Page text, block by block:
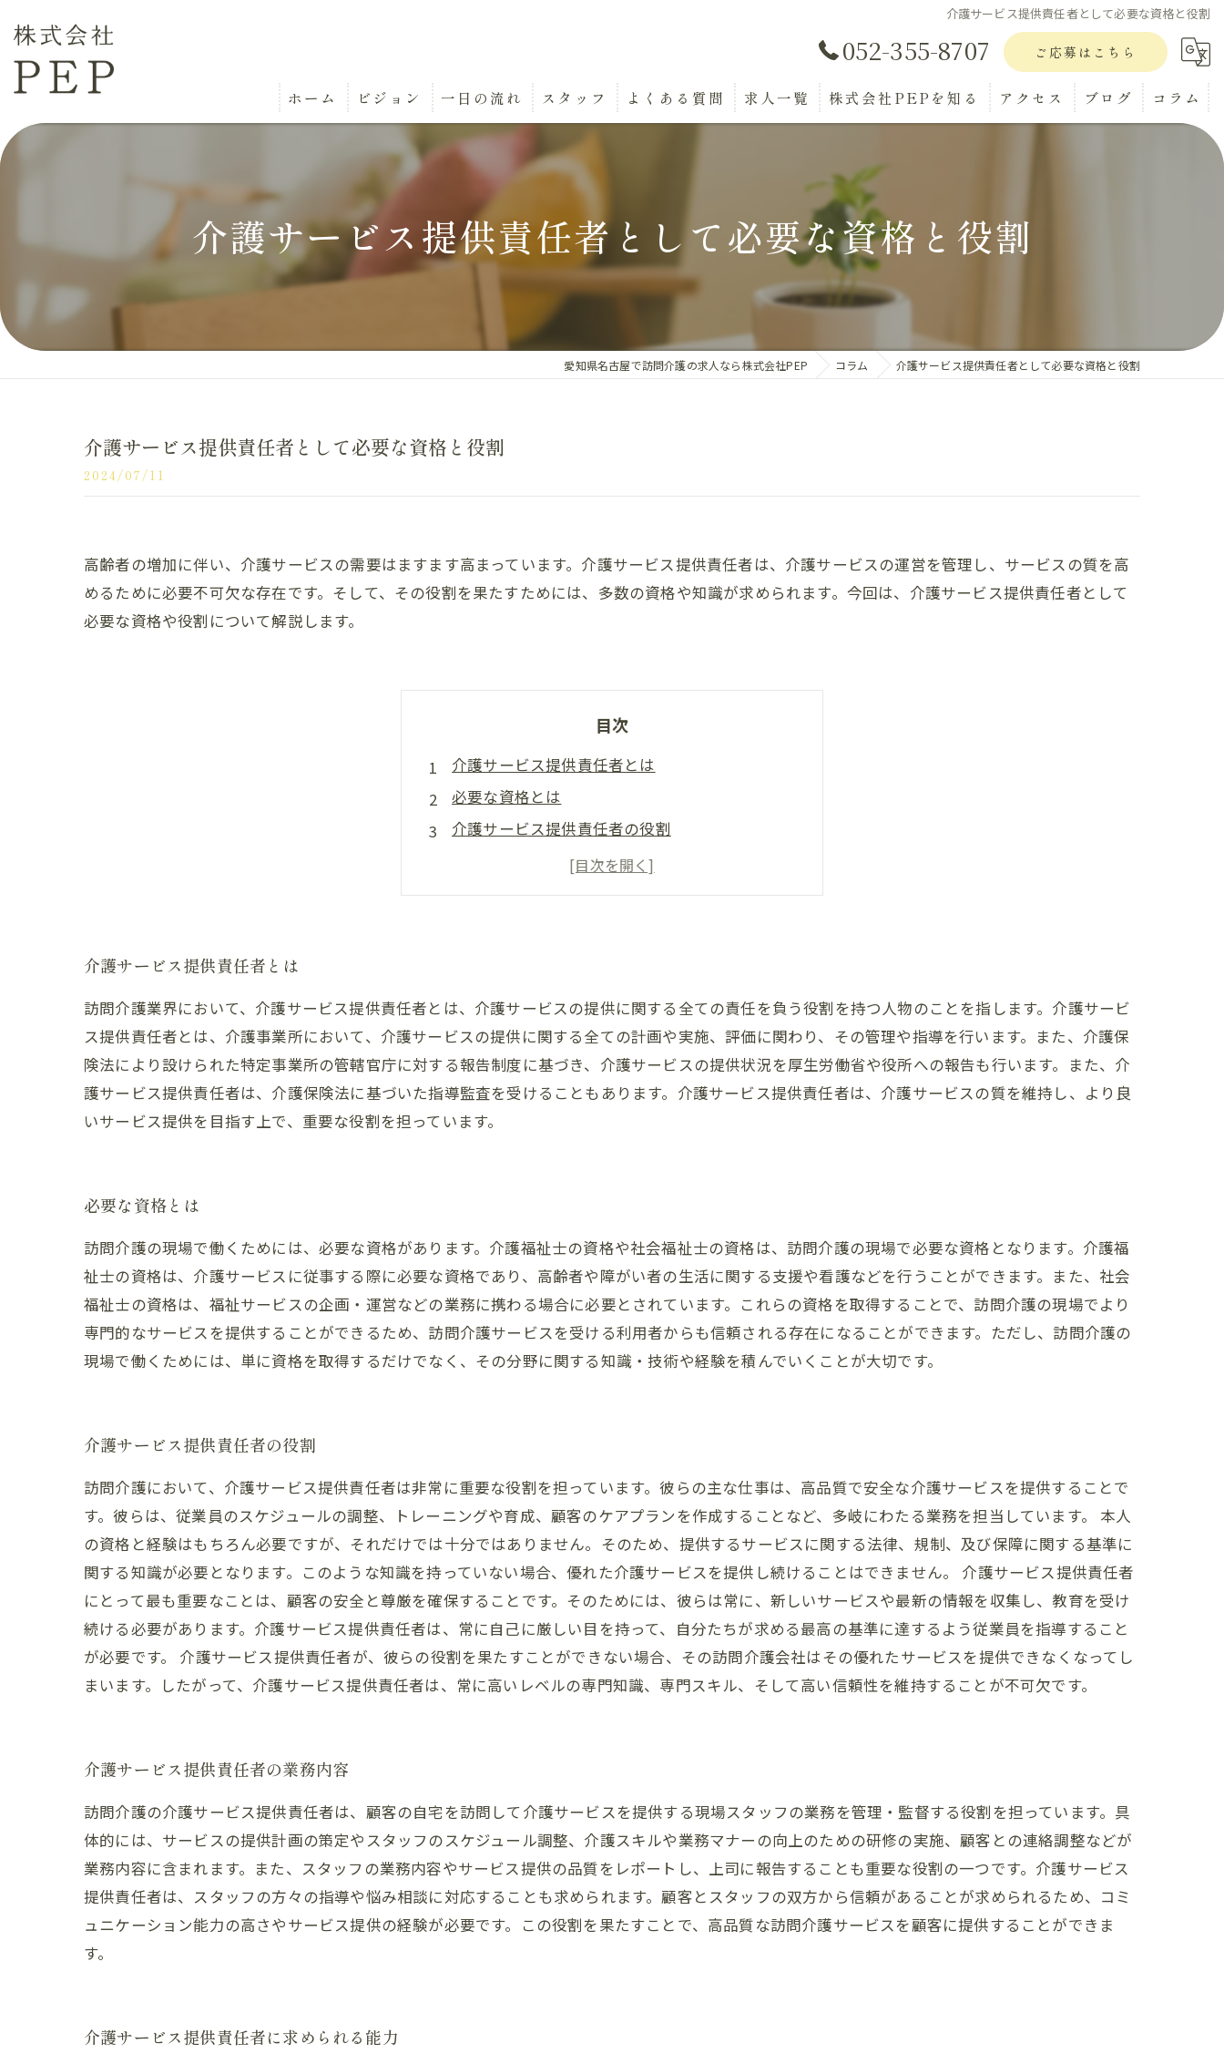
介護サービス提供責任者として必要な資格と役割
052-355-8707 ご応募はこちら
ホーム ビジョン 一日の流れ スタッフ よくある質問 求人一覧 株式会社PEPを知る
パート
アルバイト
転職
アクセス ブログ コラム
介護サービス提供責任者として必要な資格と役割
愛知県名古屋で訪問介護の求人なら株式会社PEP コラム 介護サービス提供責任者として必要な資格と役割
介護サービス提供責任者として必要な資格と役割
2024/07/11
高齢者の増加に伴い、介護サービスの需要はますます高まっています。介護サービス提供責任者は、介護サービスの運営を管理し、サービスの質を高
めるために必要不可欠な存在です。そして、その役割を果たすためには、多数の資格や知識が求められます。今回は、介護サービス提供責任者として
必要な資格や役割について解説します。
目次
介護サービス提供責任者とは
必要な資格とは
介護サービス提供責任者の役割
介護サービス提供責任者の業務内容
介護サービス提供責任者に求められる能力
介護サービス提供責任者とは
訪問介護業界において、介護サービス提供責任者とは、介護サービスの提供に関する全ての責任を負う役割を持つ人物のことを指します。介護サービ
ス提供責任者とは、介護事業所において、介護サービスの提供に関する全ての計画や実施、評価に関わり、その管理や指導を行います。また、介護保
険法により設けられた特定事業所の管轄官庁に対する報告制度に基づき、介護サービスの提供状況を厚生労働省や役所への報告も行います。また、介
護サービス提供責任者は、介護保険法に基づいた指導監査を受けることもあります。介護サービス提供責任者は、介護サービスの質を維持し、より良
いサービス提供を目指す上で、重要な役割を担っています。
必要な資格とは
訪問介護の現場で働くためには、必要な資格があります。介護福祉士の資格や社会福祉士の資格は、訪問介護の現場で必要な資格となります。介護福
祉士の資格は、介護サービスに従事する際に必要な資格であり、高齢者や障がい者の生活に関する支援や看護などを行うことができます。また、社会
福祉士の資格は、福祉サービスの企画・運営などの業務に携わる場合に必要とされています。これらの資格を取得することで、訪問介護の現場でより
専門的なサービスを提供することができるため、訪問介護サービスを受ける利用者からも信頼される存在になることができます。ただし、訪問介護の
現場で働くためには、単に資格を取得するだけでなく、その分野に関する知識・技術や経験を積んでいくことが大切です。
介護サービス提供責任者の役割
訪問介護において、介護サービス提供責任者は非常に重要な役割を担っています。彼らの主な仕事は、高品質で安全な介護サービスを提供することで
す。彼らは、従業員のスケジュールの調整、トレーニングや育成、顧客のケアプランを作成することなど、多岐にわたる業務を担当しています。 本人
の資格と経験はもちろん必要ですが、それだけでは十分ではありません。そのため、提供するサービスに関する法律、規制、及び保障に関する基準に
関する知識が必要となります。このような知識を持っていない場合、優れた介護サービスを提供し続けることはできません。 介護サービス提供責任者
にとって最も重要なことは、顧客の安全と尊厳を確保することです。そのためには、彼らは常に、新しいサービスや最新の情報を収集し、教育を受け
続ける必要があります。介護サービス提供責任者は、常に自己に厳しい目を持って、自分たちが求める最高の基準に達するよう従業員を指導すること
が必要です。 介護サービス提供責任者が、彼らの役割を果たすことができない場合、その訪問介護会社はその優れたサービスを提供できなくなってし
まいます。したがって、介護サービス提供責任者は、常に高いレベルの専門知識、専門スキル、そして高い信頼性を維持することが不可欠です。
介護サービス提供責任者の業務内容
訪問介護の介護サービス提供責任者は、顧客の自宅を訪問して介護サービスを提供する現場スタッフの業務を管理・監督する役割を担っています。具
体的には、サービスの提供計画の策定やスタッフのスケジュール調整、介護スキルや業務マナーの向上のための研修の実施、顧客との連絡調整などが
業務内容に含まれます。また、スタッフの業務内容やサービス提供の品質をレポートし、上司に報告することも重要な役割の一つです。介護サービス
提供責任者は、スタッフの方々の指導や悩み相談に対応することも求められます。顧客とスタッフの双方から信頼があることが求められるため、コミ
ュニケーション能力の高さやサービス提供の経験が必要です。この役割を果たすことで、高品質な訪問介護サービスを顧客に提供することができま
す。
介護サービス提供責任者に求められる能力